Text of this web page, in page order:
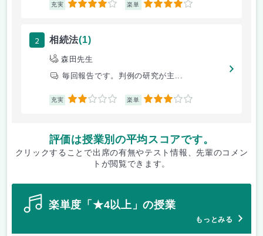
充実 4 楽単 4
2 相続法(1)
森田先生
毎回報告です。判例の研究が主...
充実 2 楽単 3
評価は授業別の平均スコアです。
クリックすることで出席の有無やテスト情報、先輩のコメン
トが閲覧できます。
楽単度「★4以上」の授業
もっとみる